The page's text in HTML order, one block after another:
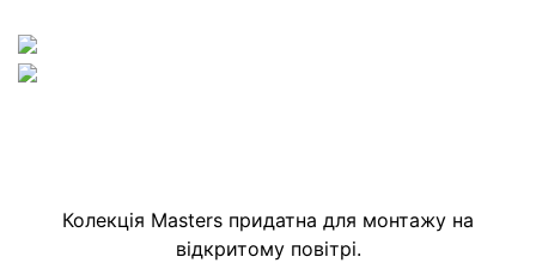
Колекція Masters придатна для монтажу на
відкритому повітрі.